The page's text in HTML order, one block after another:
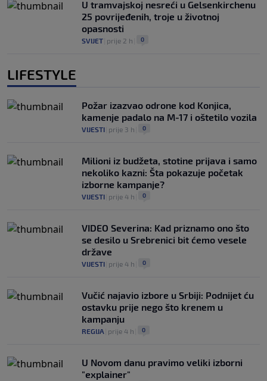
U tramvajskoj nesreći u Gelsenkirchenu
25 povrijeđenih, troje u životnoj
opasnosti
SVIJET prije 2 h 0
LIFESTYLE
Požar izazvao odrone kod Konjica,
kamenje padalo na M-17 i oštetilo vozila
VIJESTI prije 3 h 0
Milioni iz budžeta, stotine prijava i samo
nekoliko kazni: Šta pokazuje početak
izborne kampanje?
VIJESTI prije 4 h 0
VIDEO Severina: Kad priznamo ono što
se desilo u Srebrenici bit ćemo vesele
države
VIJESTI prije 4 h 0
Vučić najavio izbore u Srbiji: Podnijet ću
ostavku prije nego što krenem u
kampanju
REGIJA prije 4 h 0
U Novom danu pravimo veliki izborni
"explainer"